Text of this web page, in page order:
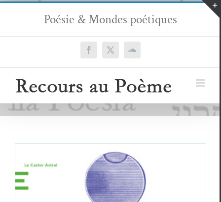
Passer
contenu
Poésie & Mondes poétiques
Facebook
X SoundCloud